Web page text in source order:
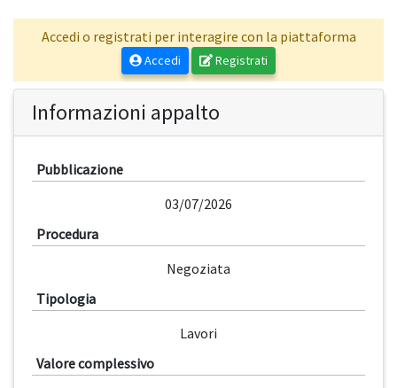
Accedi o registrati per interagire con la piattaforma
Accedi Registrati
Informazioni appalto
Pubblicazione
03/07/2026
Procedura
Negoziata
Tipologia
Lavori
Valore complessivo